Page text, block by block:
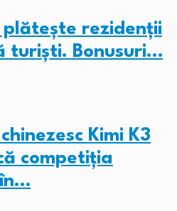
plătește rezidenții
turiști. Bonusuri…
Kimi K3
competiția